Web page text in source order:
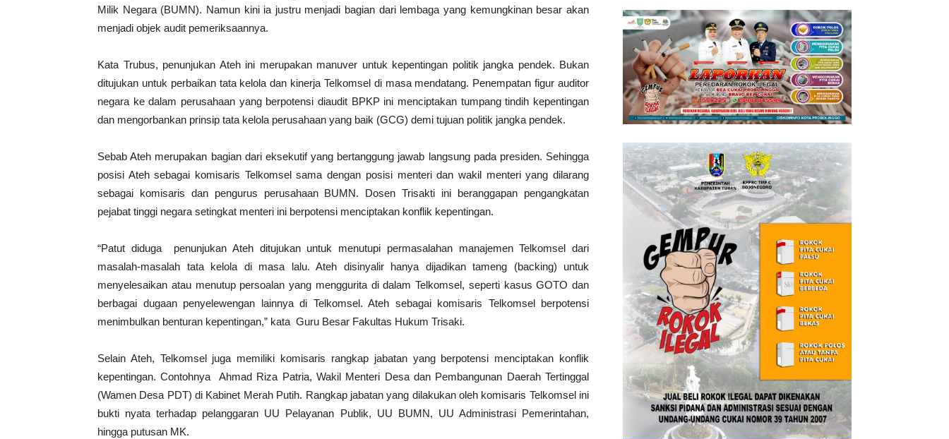
Milik Negara (BUMN). Namun kini ia justru menjadi bagian dari lembaga yang kemungkinan besar akan
menjadi objek audit pemeriksaannya.
Kata Trubus, penunjukan Ateh ini merupakan manuver untuk kepentingan politik jangka pendek. Bukan
ditujukan untuk perbaikan tata kelola dan kinerja Telkomsel di masa mendatang. Penempatan figur auditor
negara ke dalam perusahaan yang berpotensi diaudit BPKP ini menciptakan tumpang tindih kepentingan
dan mengorbankan prinsip tata kelola perusahaan yang baik (GCG) demi tujuan politik jangka pendek.
Sebab Ateh merupakan bagian dari eksekutif yang bertanggung jawab langsung pada presiden. Sehingga
posisi Ateh sebagai komisaris Telkomsel sama dengan posisi menteri dan wakil menteri yang dilarang
sebagai komisaris dan pengurus perusahaan BUMN. Dosen Trisakti ini beranggapan pengangkatan
pejabat tinggi negara setingkat menteri ini berpotensi menciptakan konflik kepentingan.
“Patut diduga penunjukan Ateh ditujukan untuk menutupi permasalahan manajemen Telkomsel dari
masalah-masalah tata kelola di masa lalu. Ateh disinyalir hanya dijadikan tameng (backing) untuk
menyelesaikan atau menutup persoalan yang menggurita di dalam Telkomsel, seperti kasus GOTO dan
berbagai dugaan penyelewengan lainnya di Telkomsel. Ateh sebagai komisaris Telkomsel berpotensi
menimbulkan benturan kepentingan,” kata Guru Besar Fakultas Hukum Trisaki.
Selain Ateh, Telkomsel juga memiliki komisaris rangkap jabatan yang berpotensi menciptakan konflik
kepentingan. Contohnya Ahmad Riza Patria, Wakil Menteri Desa dan Pembangunan Daerah Tertinggal
(Wamen Desa PDT) di Kabinet Merah Putih. Rangkap jabatan yang dilakukan oleh komisaris Telkomsel ini
bukti nyata terhadap pelanggaran UU Pelayanan Publik, UU BUMN, UU Administrasi Pemerintahan,
hingga putusan MK.